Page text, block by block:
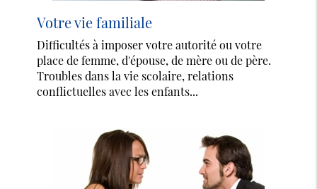
Votre vie familiale
Difficultés à imposer votre autorité ou votre
place de femme, d'épouse, de mère ou de père.
Troubles dans la vie scolaire, relations
conflictuelles avec les enfants...